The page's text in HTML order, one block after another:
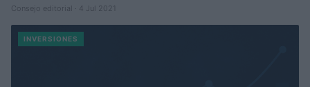
Consejo editorial · 4 Jul 2021
INVERSIONES